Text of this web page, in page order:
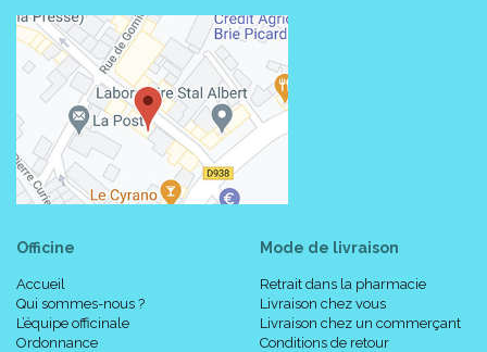
Officine
Accueil
Qui sommes-nous ?
L’équipe officinale
Ordonnance
Mode de livraison
Retrait dans la pharmacie
Livraison chez vous
Livraison chez un commerçant
Conditions de retour